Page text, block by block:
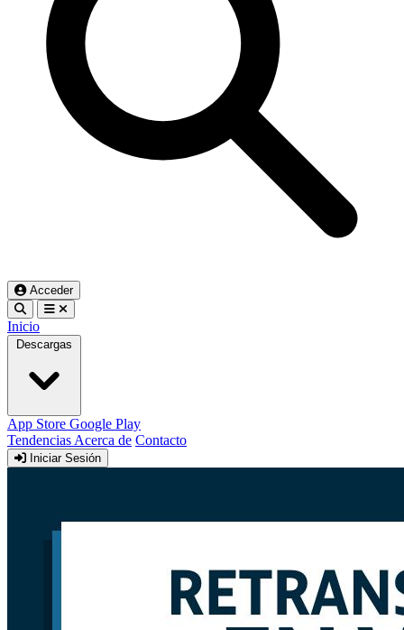
Acceder
Inicio
Descargas
App Store Google Play
Tendencias Acerca de Contacto
Iniciar Sesión